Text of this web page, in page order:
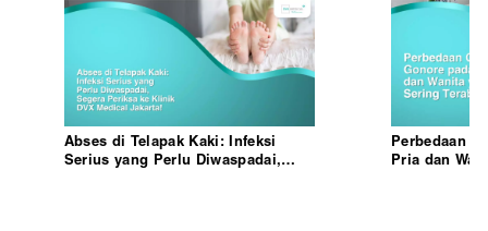
Abses di Telapak Kaki: Infeksi
Serius yang Perlu Diwaspadai,
Perbedaan
Pria dan